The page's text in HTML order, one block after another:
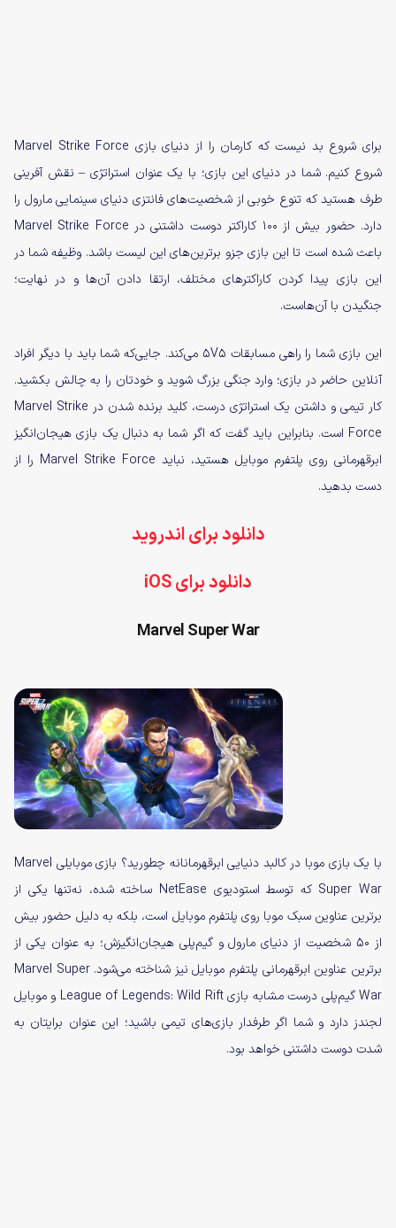
برای شروع بد نیست که کارمان را از دنیای بازی Marvel Strike Force
شروع کنیم. شما در دنیای این بازی؛ با یک عنوان استراتژی – نقش آفرینی
طرف هستید که تنوع خوبی از شخصیت‌های فانتزی دنیای سینمایی مارول را
دارد. حضور بیش از ۱۰۰ کاراکتر دوست داشتنی در Marvel Strike Force
باعث شده است تا این بازی جزو برترین‌های این لیست باشد. وظیفه شما در
این بازی پیدا کردن کاراکترهای مختلف، ارتقا دادن آن‌ها و در نهایت؛
جنگیدن با آن‌هاست.
این بازی شما را راهی مسابقات 5V5 می‌کند. جایی‌که شما باید با دیگر افراد
آنلاین حاضر در بازی؛ وارد جنگی بزرگ شوید و خودتان را به چالش بکشید.
کار تیمی و داشتن یک استراتژی درست، کلید برنده شدن در Marvel Strike
Force است. بنابراین باید گفت که اگر شما به دنبال یک بازی هیجان‌انگیز
ابرقهرمانی روی پلتفرم موبایل هستید، نباید Marvel Strike Force را از
دست بدهید.
دانلود برای اندروید
دانلود برای iOS
Marvel Super War
با یک بازی موبا در کالبد دنیایی ابرقهرمانانه چطورید؟ بازی موبایلی Marvel
Super War که توسط استودیوی NetEase ساخته شده، نه‌تنها یکی از
برترین عناوین سبک موبا روی پلتفرم موبایل است، بلکه به دلیل حضور بیش
از ۵۰ شخصیت از دنیای مارول و گیم‌پلی هیجان‌انگیزش؛ به عنوان یکی از
برترین عناوین ابرقهرمانی پلتفرم موبایل نیز شناخته می‌شود. Marvel Super
War گیم‌پلی درست مشابه بازی League of Legends: Wild Rift و موبایل
لجندز دارد و شما اگر طرفدار بازی‌های تیمی باشید؛ این عنوان برایتان به
شدت دوست داشتنی خواهد بود.